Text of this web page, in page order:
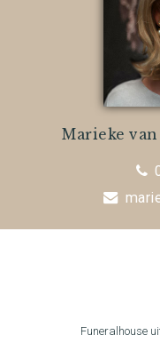
Marieke
Funeralhouse